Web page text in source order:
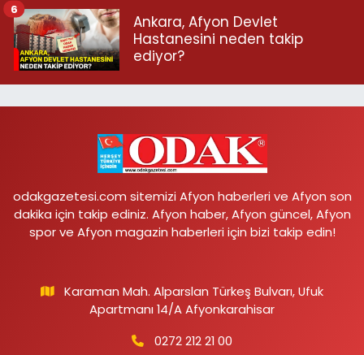
Ankara, Afyon Devlet
Hastanesini neden takip
ediyor?
6
odakgazetesi.com sitemizi Afyon haberleri ve Afyon son
dakika için takip ediniz. Afyon haber, Afyon güncel, Afyon
spor ve Afyon magazin haberleri için bizi takip edin!
Karaman Mah. Alparslan Türkeş Bulvarı, Ufuk
Apartmanı 14/A Afyonkarahisar
0272 212 21 00